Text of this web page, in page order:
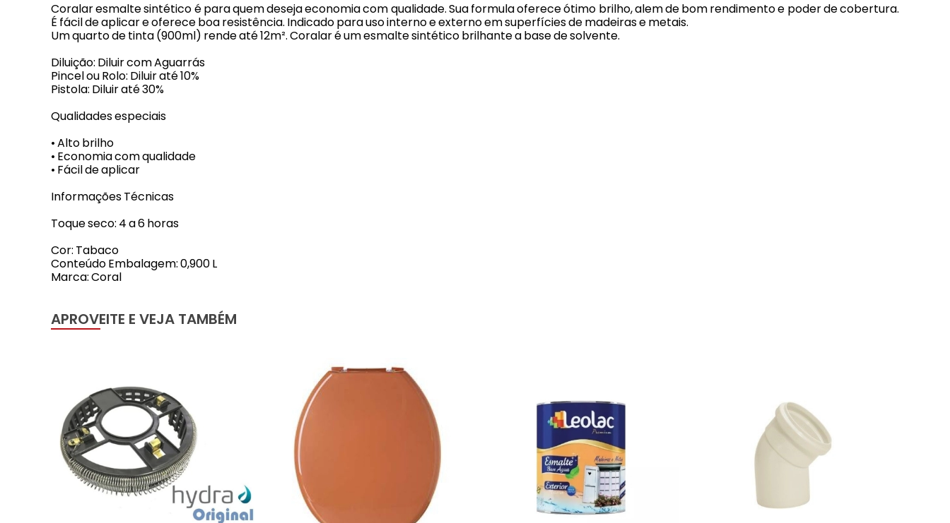
Coralar esmalte sintético é para quem deseja economia com qualidade. Sua formula oferece ótimo brilho, alem de bom rendimento e poder de cobertura.
É fácil de aplicar e oferece boa resistência. Indicado para uso interno e externo em superfícies de madeiras e metais.
Um quarto de tinta (900ml) rende até 12m². Coralar é um esmalte sintético brilhante a base de solvente.
Diluição: Diluir com Aguarrás
Pincel ou Rolo: Diluir até 10%
Pistola: Diluir até 30%
Qualidades especiais
• Alto brilho
• Economia com qualidade
• Fácil de aplicar
Informações Técnicas
Toque seco: 4 a 6 horas
Cor: Tabaco
Conteúdo Embalagem: 0,900 L
Marca: Coral
APROVEITE E VEJA TAMBÉM